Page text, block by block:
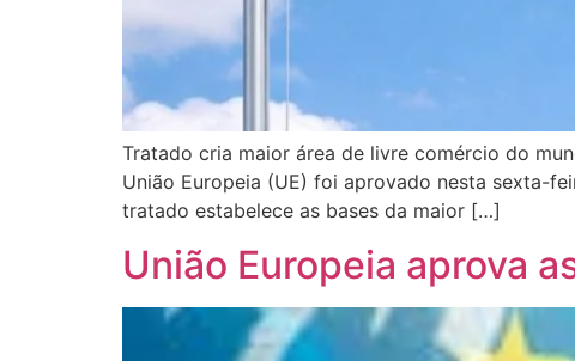
Tratado cria maior área de livre comércio do
União Europeia (UE) foi aprovado nesta sexta-
tratado estabelece as bases da maior […]
União Europeia aprova